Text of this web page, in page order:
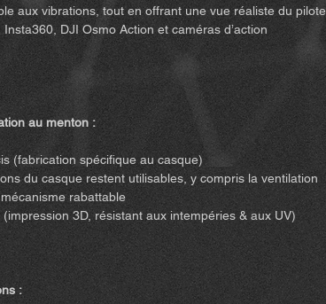
aux vibrations, tout en offrant une vue réaliste du pilote
DJI Osmo Action et caméras d’action
au menton :
(fabrication spécifique au casque)
du casque restent utilisables, y compris la ventilation
rabattable
3D, résistant aux intempéries & aux UV)
: